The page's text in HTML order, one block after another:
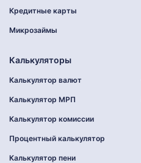
Кредитные карты
Микрозаймы
Калькуляторы
Калькулятор валют
Калькулятор МРП
Калькулятор комиссии
Процентный калькулятор
Калькулятор пени